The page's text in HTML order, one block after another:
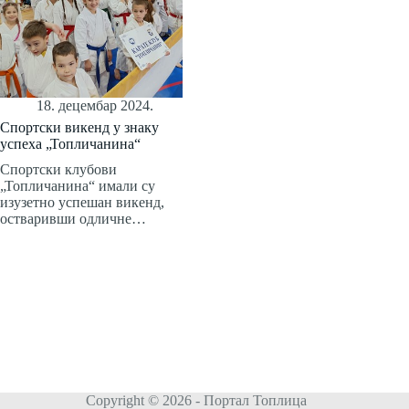
18. децембар 2024.
Спортски викенд у знаку
успеха „Топличанина“
Спортски клубови
„Топличанина“ имали су
изузетно успешан викенд,
остваривши одличне…
Copyright © 2026 - Портал Топлица